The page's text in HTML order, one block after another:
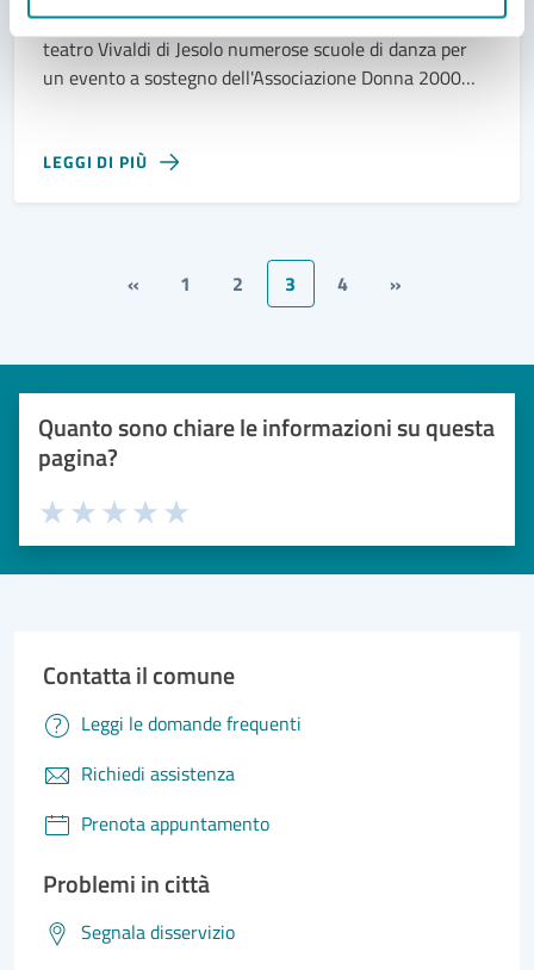
A tutta Danza, alla 12^ edizione, porta sul palco del
teatro Vivaldi di Jesolo numerose scuole di danza per
un evento a sostegno dell'Associazione Donna 2000
LEGGI DI PIÙ
« 1 2 3 4 »
Quanto sono chiare le informazioni su questa
pagina?
Valuta 5 stelle su 5
Valuta 4 stelle su 5
Valuta 3 stelle su 5
Valuta 2 stelle su 5
Valuta 1 stelle su 5
Contatta il comune
Leggi le domande frequenti
Richiedi assistenza
Prenota appuntamento
Problemi in città
Segnala disservizio